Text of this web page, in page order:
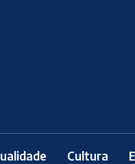
Cultura